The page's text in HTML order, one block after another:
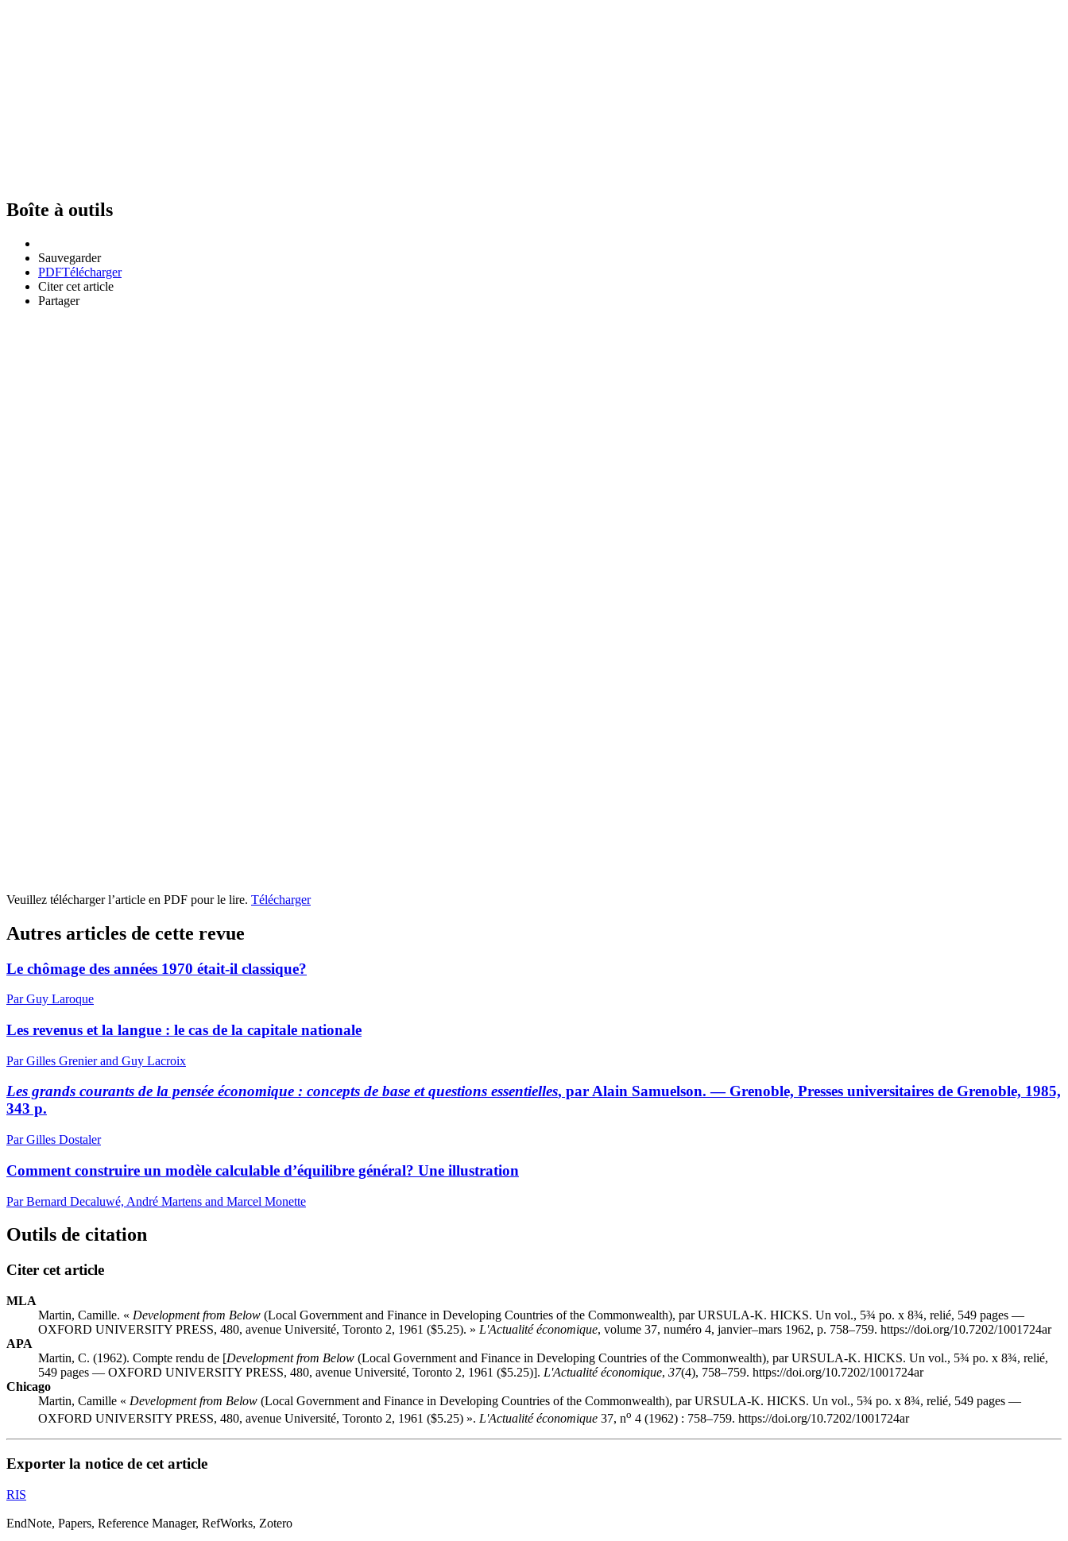
Boîte à outils
Sauvegarder
PDFTélécharger
Citer cet article
Partager
Veuillez télécharger l’article en PDF pour le lire. Télécharger
Autres articles de cette revue
Le chômage des années 1970 était-il classique?
Par Guy Laroque
Les revenus et la langue : le cas de la capitale nationale
Par Gilles Grenier and Guy Lacroix
Les grands courants de la pensée économique : concepts de base et questions essentielles, par Alain Samuelson. — Grenoble, Presses universitaires de Grenoble, 1985,
343 p.
Par Gilles Dostaler
Comment construire un modèle calculable d’équilibre général? Une illustration
Par Bernard Decaluwé, André Martens and Marcel Monette
Outils de citation
Citer cet article
MLA
Martin, Camille. « Development from Below (Local Government and Finance in Developing Countries of the Commonwealth), par URSULA-K. HICKS. Un vol., 5¾ po. x 8¾, relié, 549 pages —
OXFORD UNIVERSITY PRESS, 480, avenue Université, Toronto 2, 1961 ($5.25). » L'Actualité économique, volume 37, numéro 4, janvier–mars 1962, p. 758–759. https://doi.org/10.7202/1001724ar
APA
Martin, C. (1962). Compte rendu de [Development from Below (Local Government and Finance in Developing Countries of the Commonwealth), par URSULA-K. HICKS. Un vol., 5¾ po. x 8¾, relié,
549 pages — OXFORD UNIVERSITY PRESS, 480, avenue Université, Toronto 2, 1961 ($5.25)]. L'Actualité économique, 37(4), 758–759. https://doi.org/10.7202/1001724ar
Chicago
Martin, Camille « Development from Below (Local Government and Finance in Developing Countries of the Commonwealth), par URSULA-K. HICKS. Un vol., 5¾ po. x 8¾, relié, 549 pages —
OXFORD UNIVERSITY PRESS, 480, avenue Université, Toronto 2, 1961 ($5.25) ». L'Actualité économique 37, no 4 (1962) : 758–759. https://doi.org/10.7202/1001724ar
Exporter la notice de cet article
RIS
EndNote, Papers, Reference Manager, RefWorks, Zotero